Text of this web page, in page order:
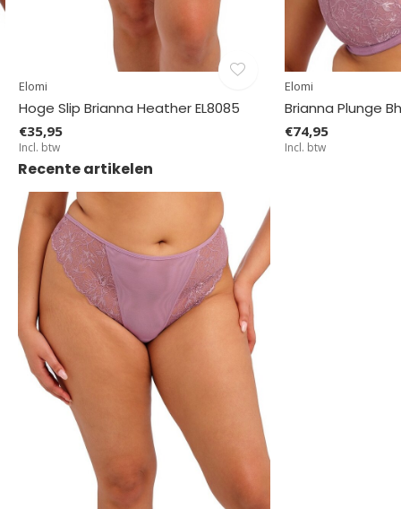
Elomi
Hoge Slip Brianna Heather EL8085
€35,95
Incl. btw
Elomi
Brianna Plunge
€74,95
Incl. btw
Recente artikelen